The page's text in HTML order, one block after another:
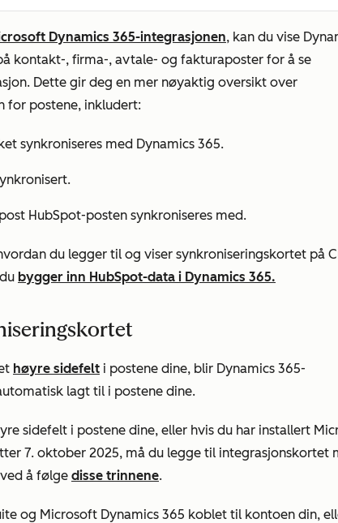
Dynamics 365-integrasjonen, kan du vise
kontakt-, firma-, avtale- og fakturaposter for å se
Dette gir deg en mer nøyaktig oversikt over
for postene, inkludert:
synkroniseres med Dynamics 365.
HubSpot-posten synkroniseres med.
du legger til og viser synkroniseringskortet på
bygger inn HubSpot-data i Dynamics 365.
høyre sidefelt i postene dine, blir Dynamics 365-
lagt til i postene dine.
sidefelt i postene dine, eller hvis du har installert
7. oktober 2025, må du legge til integrasjonskortet
å følge disse trinnene.
og Microsoft Dynamics 365 koblet til kontoen din,